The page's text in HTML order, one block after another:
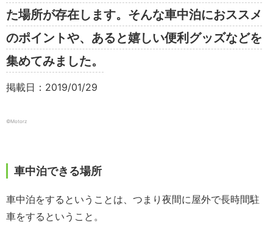
た場所が存在します。そんな車中泊におススメ
のポイントや、あると嬉しい便利グッズなどを
集めてみました。
掲載日：2019/01/29
©︎Motorz
車中泊できる場所
車中泊をするということは、つまり夜間に屋外で長時間駐
車をするということ。